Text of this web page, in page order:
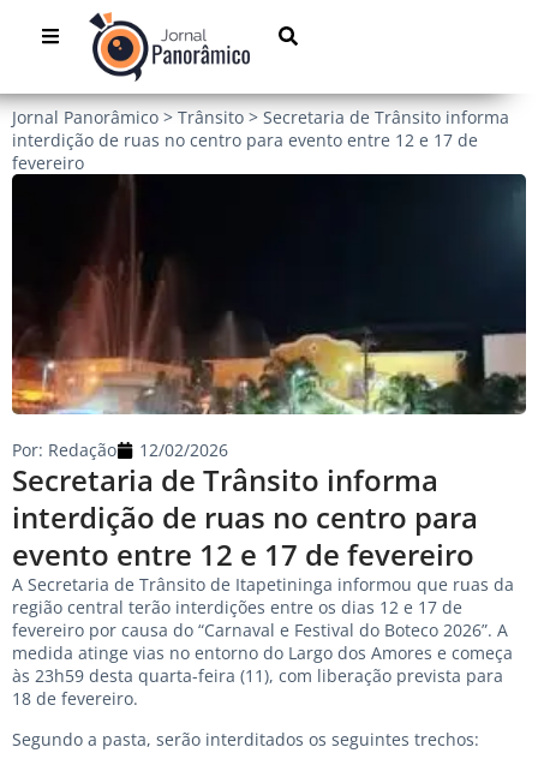
Jornal Panorâmico > Trânsito > Secretaria de Trânsito informa
interdição de ruas no centro para evento entre 12 e 17 de
fevereiro
Secretaria de Trânsito informa
interdição de ruas no centro para
evento entre 12 e 17 de fevereiro
Por: Redação 12/02/2026
A Secretaria de Trânsito de Itapetininga informou que ruas da
região central terão interdições entre os dias 12 e 17 de
fevereiro por causa do “Carnaval e Festival do Boteco 2026”. A
medida atinge vias no entorno do Largo dos Amores e começa
às 23h59 desta quarta-feira (11), com liberação prevista para
18 de fevereiro.
Segundo a pasta, serão interditados os seguintes trechos: